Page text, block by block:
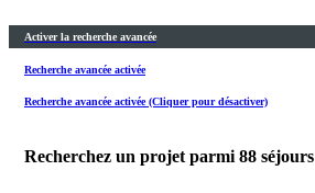
Activer la recherche avancée
Recherche avancée activée
Recherche avancée activée (Cliquer pour désactiver)
Recherchez un projet parmi 88 séjours